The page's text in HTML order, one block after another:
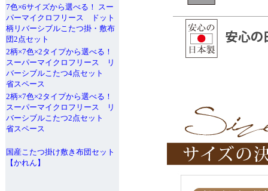
7色×6サイズから選べる！ スー
パーマイクロフリース ドット
柄リバーシブルこたつ掛・敷布
団2点セット
2柄×7色×2タイプから選べる！
スーパーマイクロフリース リ
バーシブルこたつ4点セット
省スペース
2柄×7色×2タイプから選べる！
スーパーマイクロフリース リ
バーシブルこたつ2点セット
省スペース
国産こたつ掛け敷き布団セット
【かれん】